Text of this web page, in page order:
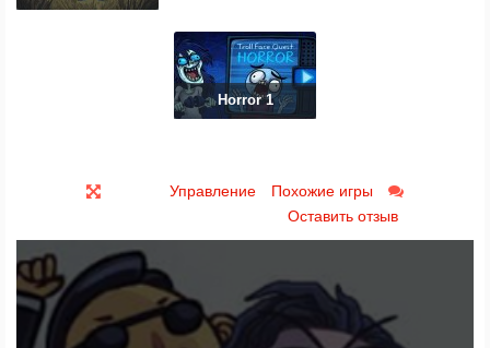
Horror 1
Управление
Похожие игры
Оставить отзыв